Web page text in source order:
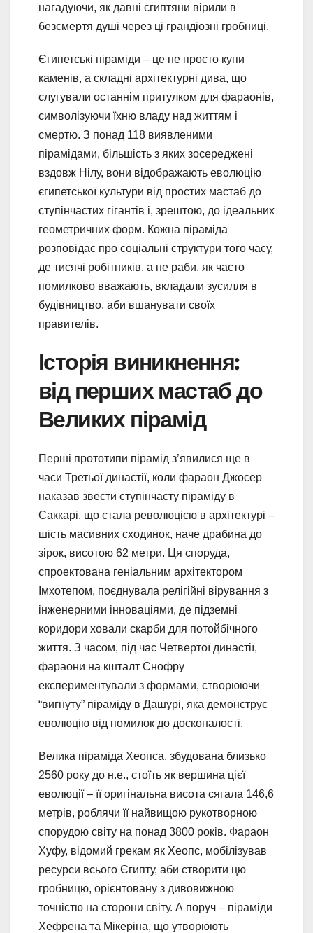
нагадуючи, як давні єгиптяни вірили в
безсмертя душі через ці грандіозні гробниці.
Єгипетські піраміди – це не просто купи
каменів, а складні архітектурні дива, що
слугували останнім притулком для фараонів,
символізуючи їхню владу над життям і
смертю. З понад 118 виявленими
пірамідами, більшість з яких зосереджені
вздовж Нілу, вони відображають еволюцію
єгипетської культури від простих мастаб до
ступінчастих гігантів і, зрештою, до ідеальних
геометричних форм. Кожна піраміда
розповідає про соціальні структури того часу,
де тисячі робітників, а не раби, як часто
помилково вважають, вкладали зусилля в
будівництво, аби вшанувати своїх
правителів.
Історія виникнення:
від перших мастаб до
Великих пірамід
Перші прототипи пірамід з’явилися ще в
часи Третьої династії, коли фараон Джосер
наказав звести ступінчасту піраміду в
Саккарі, що стала революцією в архітектурі –
шість масивних сходинок, наче драбина до
зірок, висотою 62 метри. Ця споруда,
спроектована геніальним архітектором
Імхотепом, поєднувала релігійні вірування з
інженерними інноваціями, де підземні
коридори ховали скарби для потойбічного
життя. З часом, під час Четвертої династії,
фараони на кшталт Снофру
експериментували з формами, створюючи
“вигнуту” піраміду в Дашурі, яка демонструє
еволюцію від помилок до досконалості.
Велика піраміда Хеопса, збудована близько
2560 року до н.е., стоїть як вершина цієї
еволюції – її оригінальна висота сягала 146,6
метрів, роблячи її найвищою рукотворною
спорудою світу на понад 3800 років. Фараон
Хуфу, відомий грекам як Хеопс, мобілізував
ресурси всього Єгипту, аби створити цю
гробницю, орієнтовану з дивовижною
точністю на сторони світу. А поруч – піраміди
Хефрена та Мікеріна, що утворюють